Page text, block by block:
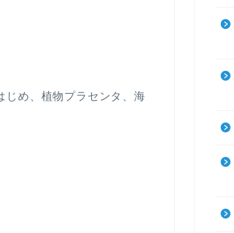
じめ、植物プラセンタ、海